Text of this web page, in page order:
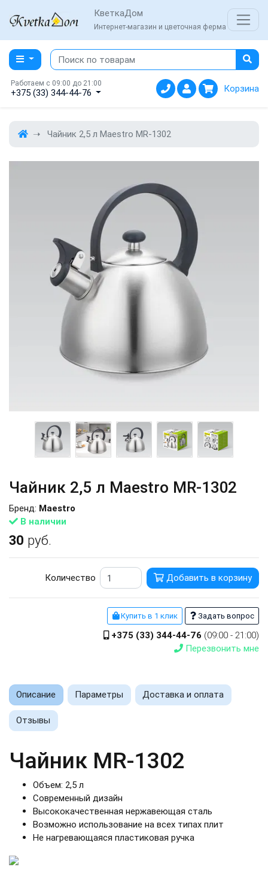
КветкаДом
Интернет-магазин и цветочная ферма
Работаем с 09:00 до 21:00
+375 (33) 344-44-76 Корзина
Чайник 2,5 л Maestro MR-1302
Чайник 2,5 л Maestro MR-1302
В наличии
Бренд: Maestro
30 руб.
Количество Добавить в корзину
Купить в 1 клик Задать вопрос
+375 (33) 344-44-76 (09:00 - 21:00)
Перезвонить мне
Описание Параметры Доставка и оплата
Отзывы
Чайник MR-1302
Объем: 2,5 л
Современный дизайн
Высококачественная нержавеющая сталь
Возможно использование на всех типах плит
Не нагревающаяся пластиковая ручка